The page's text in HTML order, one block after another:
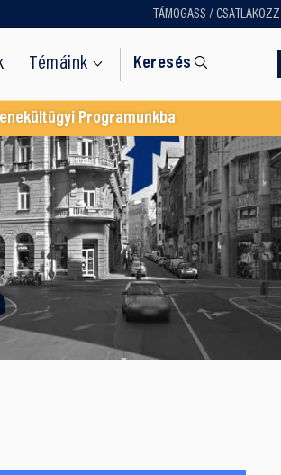
TÁMOGASS / CSATLAKOZZ
Témáink Keresés
Programunkba